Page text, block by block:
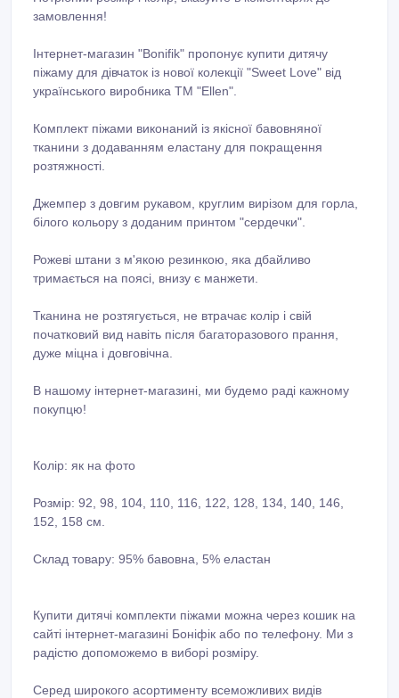
замовлення!
Інтернет-магазин "Bonifik" пропонує купити дитячу
піжаму для дівчаток із нової колекції "Sweet Love" від
українського виробника ТM "Ellen".
Комплект піжами виконаний із якісної бавовняної
тканини з додаванням еластану для покращення
розтяжності.
Джемпер з довгим рукавом, круглим вирізом для горла,
білого кольору з доданим принтом "сердечки".
Рожеві штани з м'якою резинкою, яка дбайливо
тримається на поясі, внизу є манжети.
Тканина не розтягується, не втрачає колір і свій
початковий вид навіть після багаторазового прання,
дуже міцна і довговічна.
В нашому інтернет-магазині, ми будемо раді кажному
покупцю!
Колір: як на фото
Розмір: 92, 98, 104, 110, 116, 122, 128, 134, 140, 146,
152, 158 cм.
Склад товару: 95% бавовна, 5% еластан
Купити дитячі комплекти піжами можна через кошик на
сайті інтернет-магазині Боніфік або по телефону. Ми з
радістю допоможемо в виборі розміру.
Серед широкого асортименту всеможливих видів